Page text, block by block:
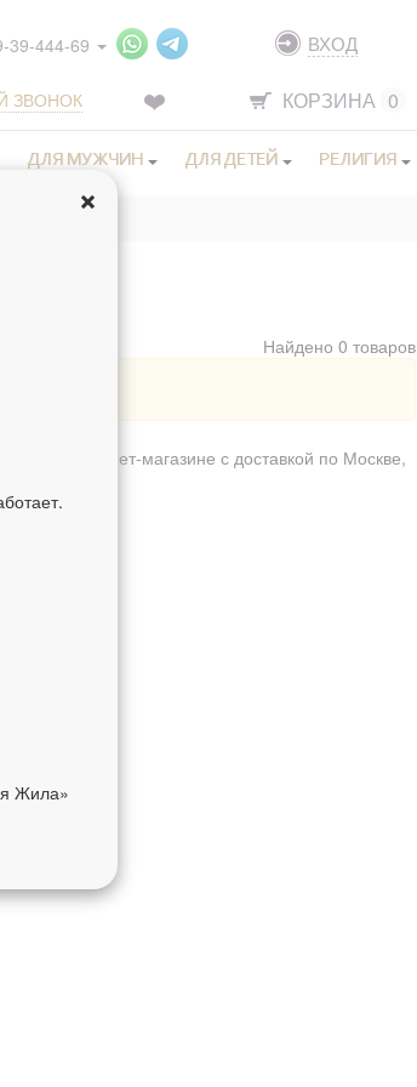
39-444-69
ЗВОНОК
ВХОД
КОРЗИНА 0
ДЛЯ МУЖЧИН ДЛЯ ДЕТЕЙ РЕЛИГИЯ
Найдено 0 товаров
нашем интернет-магазине с доставкой по Москве,
Жила»